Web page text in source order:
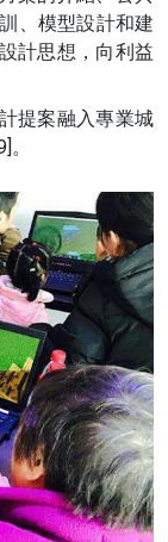
、模型設計和建
計思想，向利益
提案融入專業城